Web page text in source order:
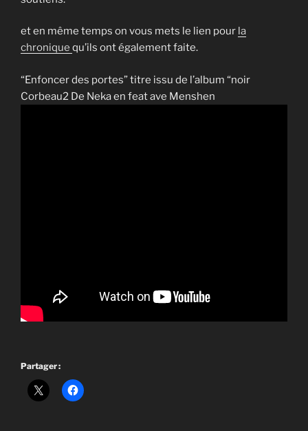
et en même temps on vous mets le lien pour la
chronique qu’ils ont également faite.
“Enfoncer des portes” titre issu de l’album “noir
Corbeau2 De Neka en feat ave Menshen
Partager :